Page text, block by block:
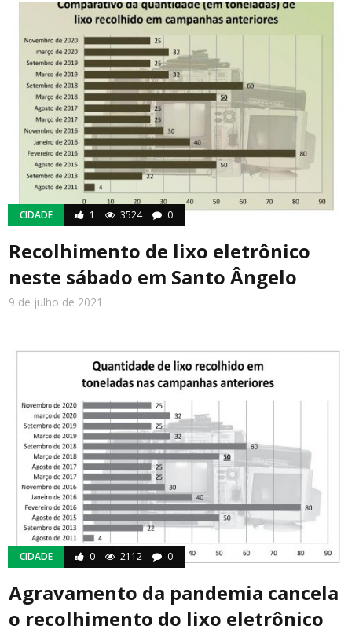
CIDADE 1 3524 0
Recolhimento de lixo eletrônico
neste sábado em Santo Ângelo
9 de julho de 2021
CIDADE 0 2112 0
Agravamento da pandemia cancela
o recolhimento do lixo eletrônico